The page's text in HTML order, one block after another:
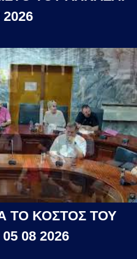
2026
ΤΟ ΚΟΣΤΟΣ ΤΟΥ
08 2026